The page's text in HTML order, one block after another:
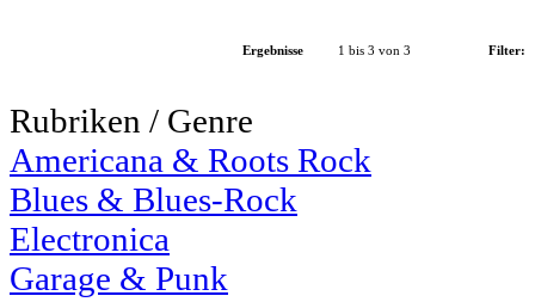
Ergebnisse 1 bis 3 von 3 Filter:
Rubriken / Genre
Americana & Roots Rock
Blues & Blues-Rock
Electronica
Garage & Punk